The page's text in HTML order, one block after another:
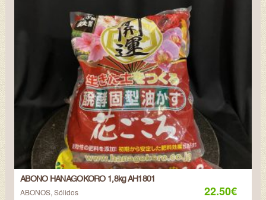
ABONO HANAGOKORO 1,8kg AH1801
ABONOS, Sólidos 22.50€